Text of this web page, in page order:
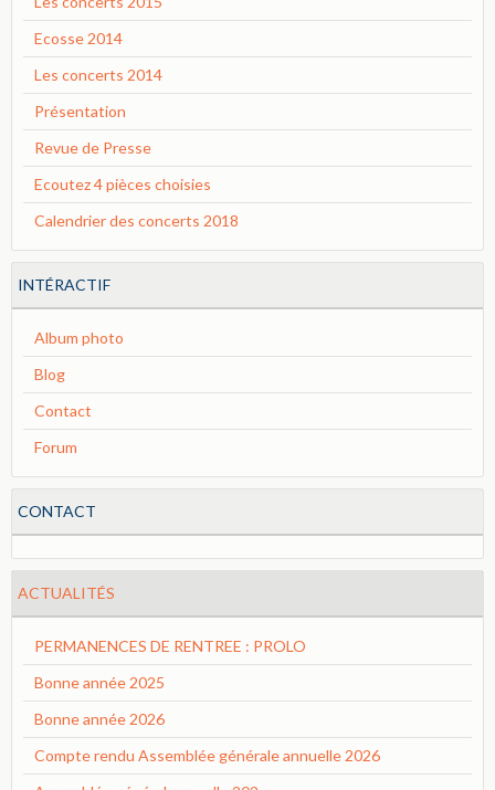
Ecosse 2014
Les concerts 2014
Présentation
Revue de Presse
Ecoutez 4 pièces choisies
Calendrier des concerts 2018
INTÉRACTIF
Album photo
Blog
Contact
Forum
CONTACT
ACTUALITÉS
PERMANENCES DE RENTREE : PROLO
Bonne année 2025
Bonne année 2026
Compte rendu Assemblée générale annuelle 2026